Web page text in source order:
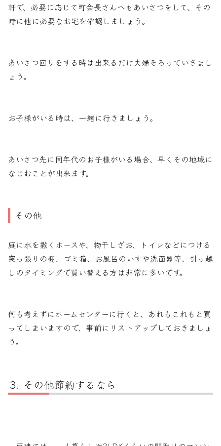
軒で、必要に応じて町会長さんへもあいさつをして、その
時に他に必要なお宅を確認しましょう。
あいさつ回りをする時は出来るだけ夫婦そろっていきまし
ょう。
お子様がいる時は、一緒に行きましょう。
あいさつ先に同年代のお子様がいる場合、早くその地域に
なじむことが出来ます。
その他
庭に水を撒くホースや、物干しざお、トイレなどにつける
突っ張りの棚、ゴミ箱、お風呂のいすや洗面器等、引っ越
しのタイミングで買い替える方は非常に多いです。
何も考えずにホームセンターに行くと、あれもこれもと買
ってしまいますので、事前にリストアップしておきましょ
う。
その他節約するなら